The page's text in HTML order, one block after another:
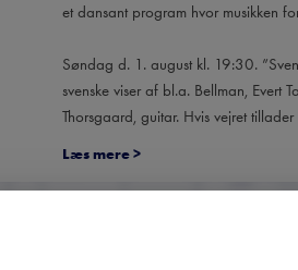
et dansant program hvor musikken
Søndag d. 1. august kl. 19:30.
svenske viser af bl.a. Bellman, Evert
Thorsgaard, guitar. Hvis vejret tillader
Læs mere>